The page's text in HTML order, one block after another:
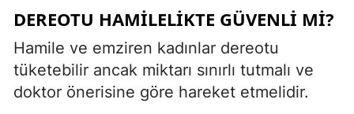
DEREOTU HAMILELIKTE GÜVENLI MI?
Hamile ve emziren kadınlar dereotu
tüketebilir ancak miktarı sınırlı tutmalı ve
doktor önerisine göre hareket etmelidir.